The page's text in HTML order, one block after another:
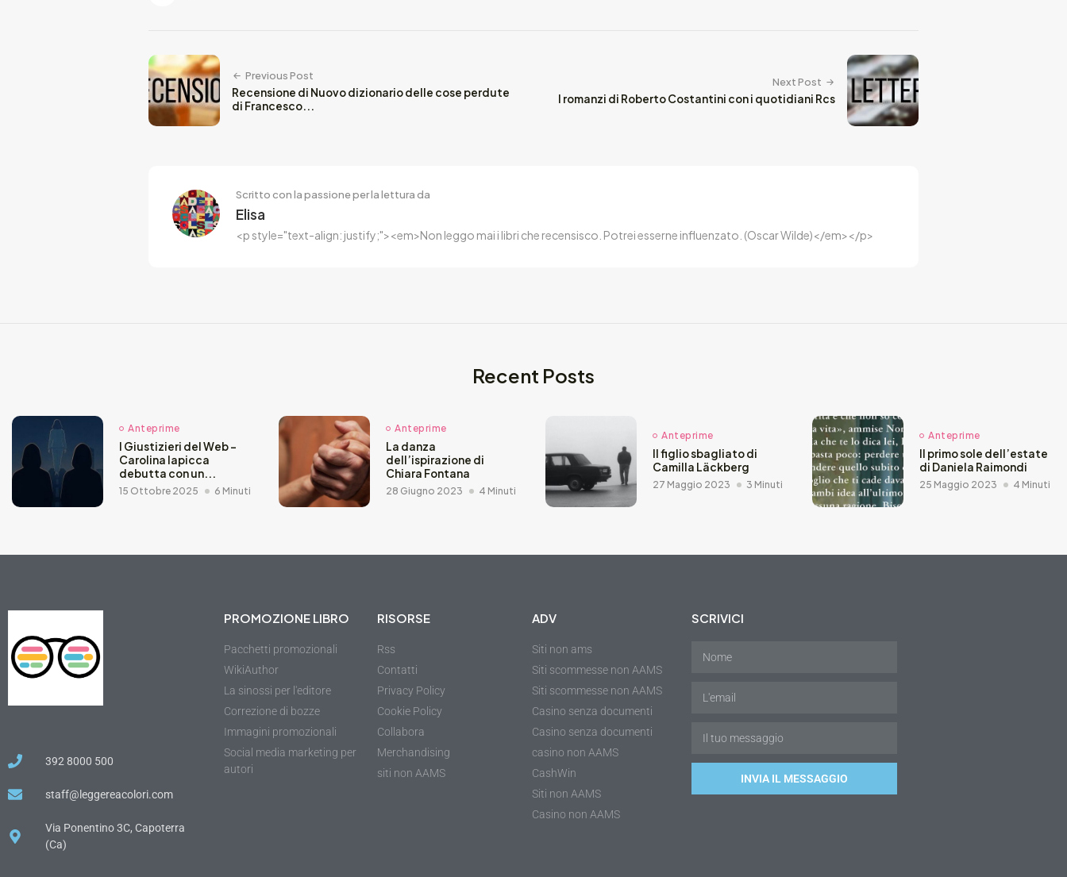
Previous Post
Recensione di Nuovo dizionario delle cose perdute
di Francesco...
Next Post
I romanzi di Roberto Costantini con i quotidiani Rcs
Scritto con la passione per la lettura da
Elisa
<p style="text-align: justify;"><em>Non leggo mai i libri che recensisco. Potrei esserne influenzato. (Oscar Wilde)</em></p>
Recent Posts
Anteprime
I Giustizieri del Web –
Carolina Iapicca
debutta con un...
15 Ottobre 2025 6 Minuti
Anteprime
La danza
dell’ispirazione di
Chiara Fontana
28 Giugno 2023 4 Minuti
Anteprime
Il figlio sbagliato di
Camilla Läckberg
27 Maggio 2023 3 Minuti
Anteprime
Il primo sole dell’estate
di Daniela Raimondi
25 Maggio 2023 4 Minuti
392 8000 500
staff@leggereacolori.com
Via Ponentino 3C, Capoterra
(Ca)
PROMOZIONE LIBRO
Pacchetti promozionali
WikiAuthor
La sinossi per l'editore
Correzione di bozze
Immagini promozionali
Social media marketing per
autori
RISORSE
Rss
Contatti
Privacy Policy
Cookie Policy
Collabora
Merchandising
siti non AAMS
ADV
Siti non ams
Siti scommesse non AAMS
Siti scommesse non AAMS
Casino senza documenti
Casino senza documenti
casino non AAMS
CashWin
Siti non AAMS
Casino non AAMS
SCRIVICI
INVIA IL MESSAGGIO